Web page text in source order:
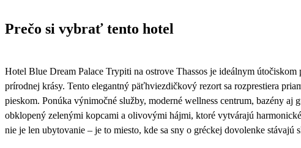
Prečo si vybrať tento hotel
Hotel Blue Dream Palace Trypiti na ostrove Thassos je ideálnym
prírodnej krásy. Tento elegantný päťhviezdičkový rezort sa rozprestiera
pieskom. Ponúka výnimočné služby, moderné wellness centrum, bazény aj
obklopený zelenými kopcami a olivovými hájmi, ktoré vytvárajú
nie je len ubytovanie – je to miesto, kde sa sny o gréckej dovolenke stávajú